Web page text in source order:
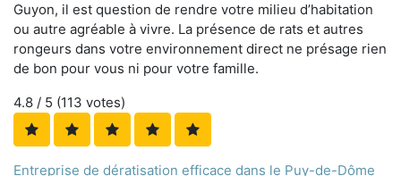
Guyon, il est question de rendre votre milieu d’habitation
ou autre agréable à vivre. La présence de rats et autres
rongeurs dans votre environnement direct ne présage rien
de bon pour vous ni pour votre famille.
4.8 / 5 (113 votes)
Entreprise de dératisation efficace dans le Puy-de-Dôme